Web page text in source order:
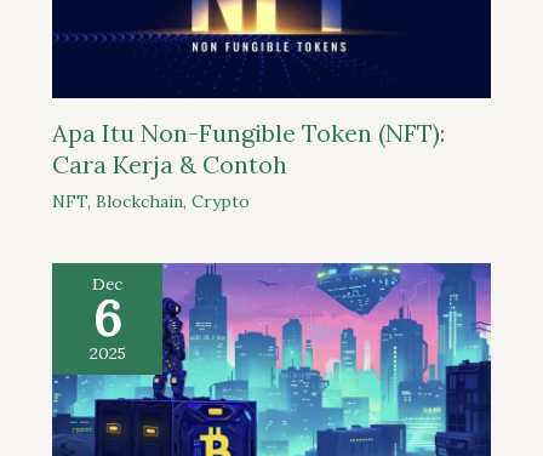
Apa Itu Non-Fungible Token (NFT):
Cara Kerja & Contoh
NFT, Blockchain, Crypto
Dec
6
2025